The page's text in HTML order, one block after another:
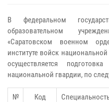
В федеральном
образовательном
«Саратовском военном
институте войск
осуществляется
национальной гвардии, по
№
Код